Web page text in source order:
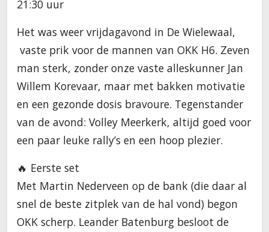
21:30 uur
Het was weer vrijdagavond in De Wielewaal,
vaste prik voor de mannen van OKK H6. Zeven
man sterk, zonder onze vaste alleskunner Jan
Willem Korevaar, maar met bakken motivatie
en een gezonde dosis bravoure. Tegenstander
van de avond: Volley Meerkerk, altijd goed voor
een paar leuke rally’s en een hoop plezier.
🔥 Eerste set
Met Martin Nederveen op de bank (die daar al
snel de beste zitplek van de hal vond) begon
OKK scherp. Leander Batenburg besloot de